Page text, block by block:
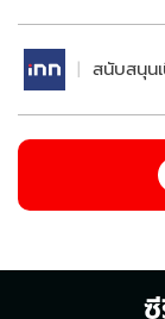
สนับสนุน